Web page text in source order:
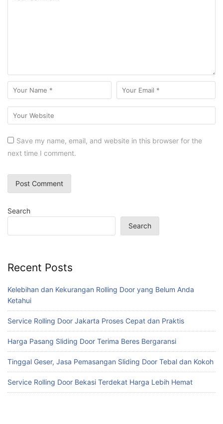
Save my name, email, and website in this browser for the
next time I comment.
Search
Search
Recent Posts
Kelebihan dan Kekurangan Rolling Door yang Belum Anda
Ketahui
Service Rolling Door Jakarta Proses Cepat dan Praktis
Harga Pasang Sliding Door Terima Beres Bergaransi
Tinggal Geser, Jasa Pemasangan Sliding Door Tebal dan Kokoh
Service Rolling Door Bekasi Terdekat Harga Lebih Hemat